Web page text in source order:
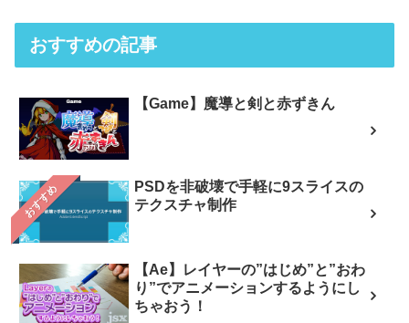
おすすめの記事
【Game】魔導と剣と赤ずきん
おすすめ
PSDを非破壊で手軽に9スライスの
テクスチャ制作
【Ae】レイヤーの”はじめ”と”おわ
り”でアニメーションするようにし
ちゃおう！